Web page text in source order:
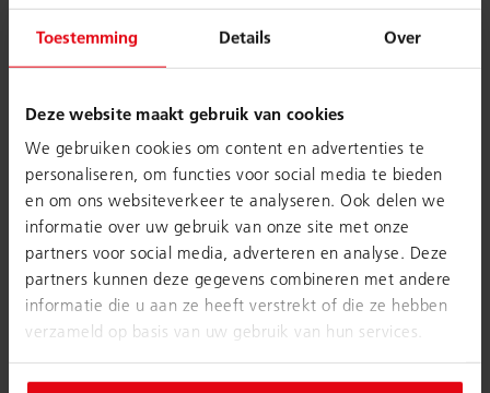
Toestemming Details Over
Deze website maakt gebruik van cookies
We gebruiken cookies om content en advertenties te
personaliseren, om functies voor social media te bieden
en om ons websiteverkeer te analyseren. Ook delen we
informatie over uw gebruik van onze site met onze
partners voor social media, adverteren en analyse. Deze
partners kunnen deze gegevens combineren met andere
informatie die u aan ze heeft verstrekt of die ze hebben
verzameld op basis van uw gebruik van hun services.